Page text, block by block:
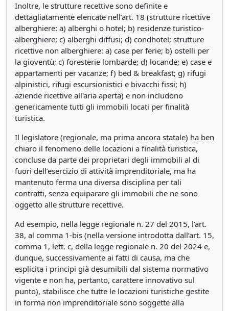
Inoltre, le strutture recettive sono definite e
dettagliatamente elencate nell’art. 18 (strutture ricettive
alberghiere: a) alberghi o hotel; b) residenze turistico-
alberghiere; c) alberghi diffusi; d) condhotel; strutture
ricettive non alberghiere: a) case per ferie; b) ostelli per
la gioventù; c) foresterie lombarde; d) locande; e) case e
appartamenti per vacanze; f) bed & breakfast; g) rifugi
alpinistici, rifugi escursionistici e bivacchi fissi; h)
aziende ricettive all'aria aperta) e non includono
genericamente tutti gli immobili locati per finalità
turistica.
Il legislatore (regionale, ma prima ancora statale) ha ben
chiaro il fenomeno delle locazioni a finalità turistica,
concluse da parte dei proprietari degli immobili al di
fuori dell’esercizio di attività imprenditoriale, ma ha
mantenuto ferma una diversa disciplina per tali
contratti, senza equiparare gli immobili che ne sono
oggetto alle strutture recettive.
Ad esempio, nella legge regionale n. 27 del 2015, l’art.
38, al comma 1-bis (nella versione introdotta dall’art. 15,
comma 1, lett. c, della legge regionale n. 20 del 2024 e,
dunque, successivamente ai fatti di causa, ma che
esplicita i principi già desumibili dal sistema normativo
vigente e non ha, pertanto, carattere innovativo sul
punto), stabilisce che tutte le locazioni turistiche gestite
in forma non imprenditoriale sono soggette alla